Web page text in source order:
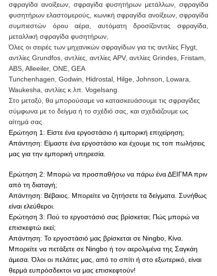
σφραγίδα ανοίξεων, σφραγίδα φυσητήρων μετάλλων, σφραγίδα
φυσητήρων ελαστομερούς, κωνική σφραγίδα ανοίξεων, σφραγίδα
συμπιεστών όρου αέρα, αυτόματη δροσίζοντας σφραγίδα,
μεταλλική σφραγίδα φυσητήρων,
Όλες οι σειρές των μηχανικών σφραγίδων για τις αντλίες Flygt,
αντλίες Grundfos, αντλίες, αντλίες APV, αντλίες Grindes, Fristam,
ABS, Alleeiler, ΟΝΕ, GEA
Tunchenhagen, Godwin, Hidrostal, Hilge, Johnson, Lowara,
Waukesha, αντλίες κ.λπ. Vogelsang.
Στο μεταξύ, θα μπορούσαμε να κατασκευάσουμε τις σφραγίδες
σύμφωνα με το δείγμα ή το σχέδιό σας, και σχεδιάζουμε ως
αίτημά σας
Ερώτηση 1: Είστε ένα εργοστάσιο ή εμπορική επιχείρηση;
Απάντηση: Είμαστε ένα εργοστάσιο και έχουμε τις τοπ πωλήσεις
μας για την εμπορική υπηρεσία.
Ερώτηση 2: Μπορώ να προσπαθήσω να πάρω ένα ΔΕΙΓΜΑ πριν
από τη διαταγή;
Απάντηση: Βέβαιος. Μπορείτε να ζητήσετε τα δείγματα. Συνήθως
είναι ελεύθεροι.
Ερώτηση 3: Πού το εργοστάσιό σας βρίσκεται; Πώς μπορώ να
επισκεφτώ εκεί;
Απάντηση: Το εργοστάσιό μας βρίσκεται σε Ningbo, Κίνα.
Μπορείτε να πετάξετε σε Ningbo ή τον αερολιμένα της Σαγκάη
άμεσα. Όλοι οι πελάτες μας, από το σπίτι ή στο εξωτερικό, είναι
θερμά ευπρόσδεκτοι να μας επισκεφτούν!